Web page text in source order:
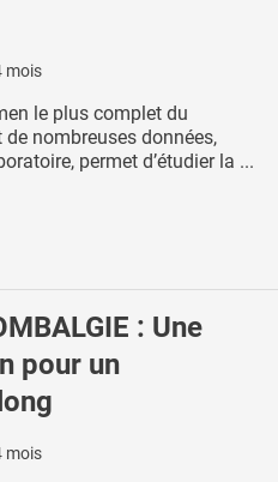
mois
le plus complet du
nombreuses données,
permet d’étudier la ...
: Une
pour un
mois